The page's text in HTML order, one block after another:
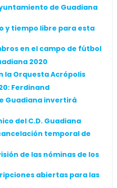
de Guadiana
y tiempo libre para esta
en el campo de fútbol
2020
la Orquesta Acrópolis
Ferdinand
Guadiana invertirá
del C.D. Guadiana
temporal de
de las nóminas de los
abiertas para las